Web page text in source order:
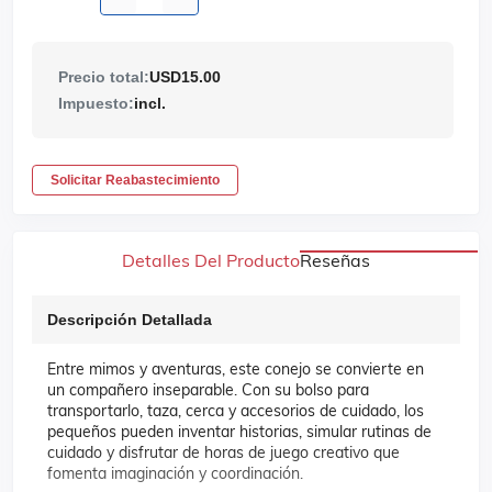
Precio total:USD15.00
Impuesto:incl.
Solicitar Reabastecimiento
Detalles Del ProductoReseñas
Descripción Detallada
Entre mimos y aventuras, este conejo se convierte en
un compañero inseparable. Con su bolso para
transportarlo, taza, cerca y accesorios de cuidado, los
pequeños pueden inventar historias, simular rutinas de
cuidado y disfrutar de horas de juego creativo que
fomenta imaginación y coordinación.